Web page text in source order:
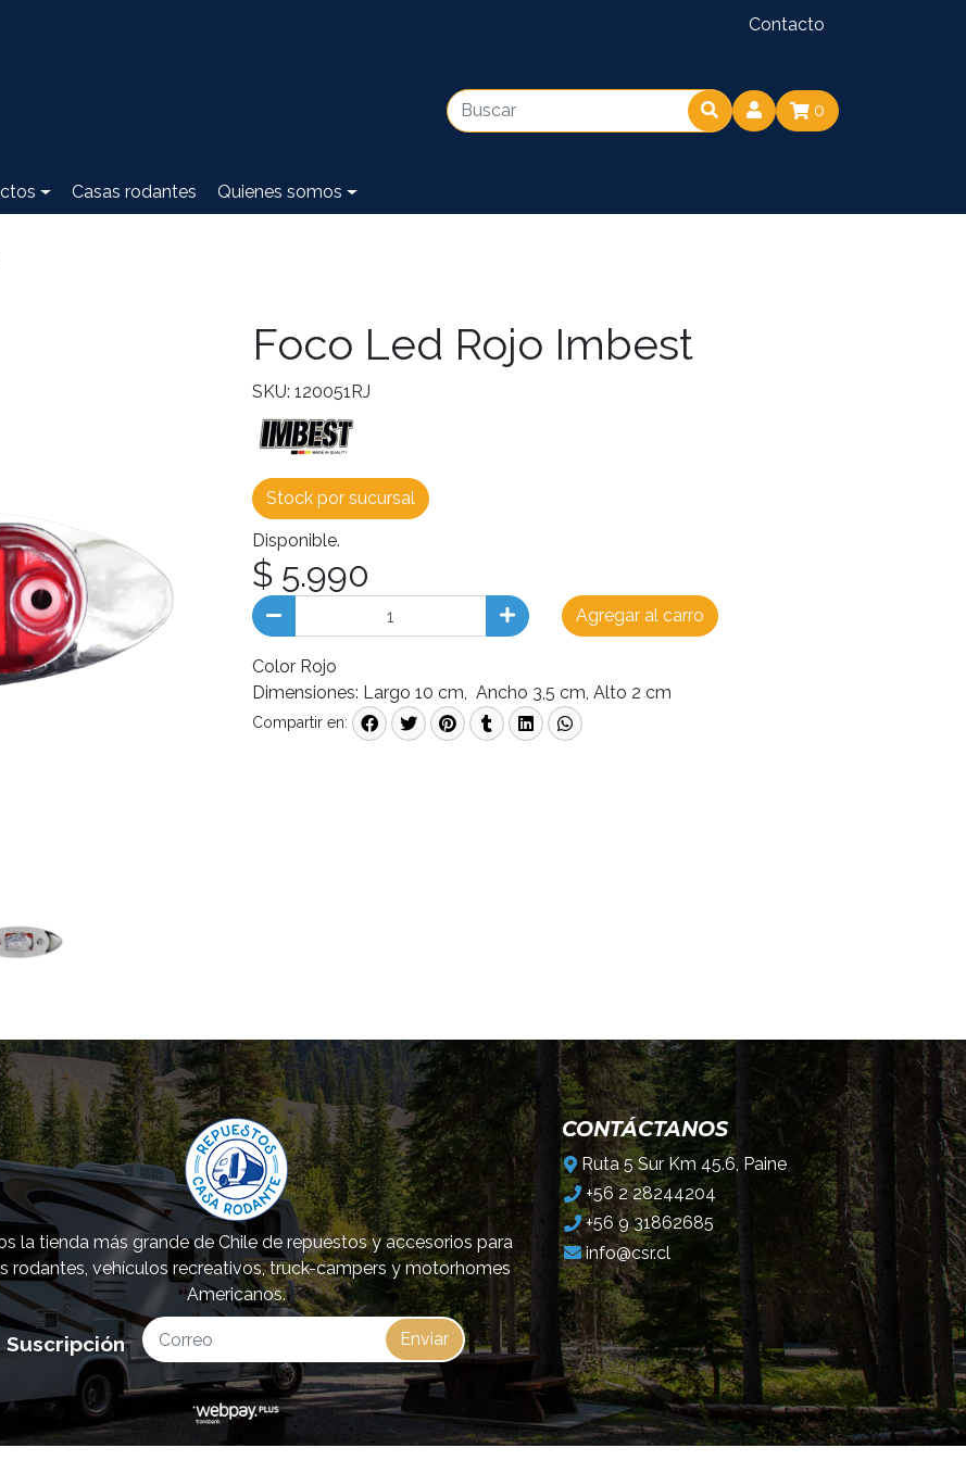
Contacto
0
Casas rodantes Quienes somos
Foco Led Rojo Imbest
SKU: 120051RJ
Stock por sucursal
Disponible.
$ 5.990
Agregar al carro
Color Rojo
Dimensiones: Largo 10 cm, Ancho 3,5 cm, Alto 2 cm
Compartir en:
la tienda más grande de Chile de repuestos y accesorios para
rodantes, vehículos recreativos, truck-campers y motorhomes
Americanos.
CONTÁCTANOS
Ruta 5 Sur Km 45.6, Paine
+56 2 28244204
+56 9 31862685
info@csr.cl
Suscripción Enviar